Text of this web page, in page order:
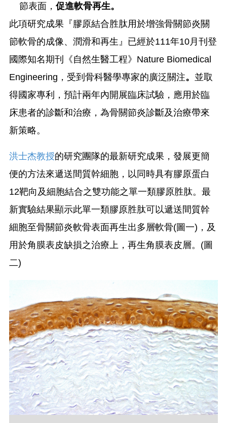
節表面，促進軟骨再生。
此項研究成果『膠原結合胜肽用於增強骨關節炎關
節軟骨的成像、潤滑和再生』已經於111年10月刊登
國際知名期刊《自然生醫工程》Nature Biomedical
Engineering，受到骨科醫學專家的廣泛關注。 並取
得國家專利，預計兩年內開展臨床試驗，應用於臨
床患者的診斷和治療，為骨關節炎診斷及治療帶來
新策略。
洪士杰教授的研究團隊的最新研究成果，發展更簡
便的方法來遞送間質幹細胞，以同時具有膠原蛋白
12靶向及細胞結合之雙功能之單一類膠原胜肽。最
新實驗結果顯示此單一類膠原胜肽可以遞送間質幹
細胞至骨關節炎軟骨表面再生出多層軟骨(圖一)，及
用於角膜表皮缺損之治療上，再生角膜表皮層。(圖
二)